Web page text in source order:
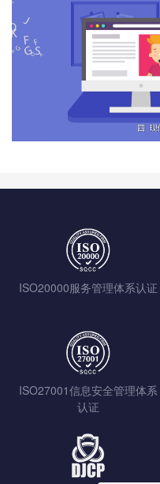
ISO20000服务管理体系认证
ISO27001信息安全管理体系
认证